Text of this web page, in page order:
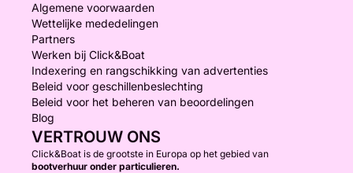
Algemene voorwaarden
Wettelijke mededelingen
Partners
Werken bij Click&Boat
Indexering en rangschikking van advertenties
Beleid voor geschillenbeslechting
Beleid voor het beheren van beoordelingen
Blog
VERTROUW ONS
Click&Boat is de grootste in Europa op het gebied van
bootverhuur onder particulieren.